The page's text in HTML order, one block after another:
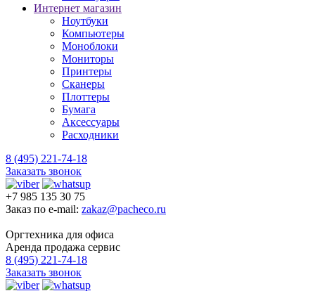
Интернет магазин
Ноутбуки
Компьютеры
Моноблоки
Мониторы
Принтеры
Сканеры
Плоттеры
Бумага
Аксессуары
Расходники
8 (495) 221-74-18
Заказать звонок
+7 985 135 30 75
Заказ по e-mail: zakaz@pacheco.ru
Оргтехника для офиса
Аренда продажа сервис
8 (495) 221-74-18
Заказать звонок